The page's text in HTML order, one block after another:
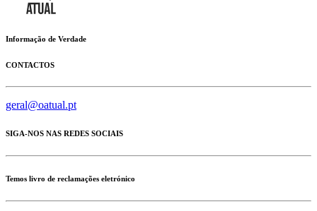
Informação de Verdade
CONTACTOS
geral@oatual.pt
SIGA-NOS NAS REDES SOCIAIS
Temos livro de reclamações eletrónico